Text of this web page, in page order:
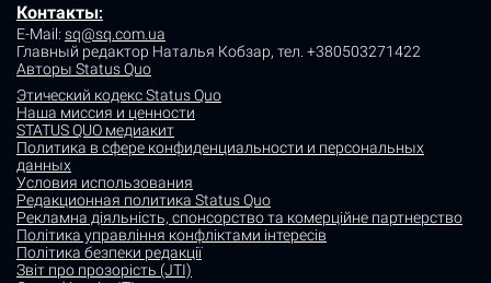
Контакты:
E-Mail: sq@sq.com.ua
Главный редактор Наталья Кобзар, тел. +380503271422
Авторы Status Quo
Этический кодекс Status Quo
Наша миссия и ценности
STATUS QUO медиакит
Политика в сфере конфиденциальности и персональных
данных
Условия использования
Редакционная политика Status Quo
Рекламна діяльність, спонсорство та комерційне партнерство
Політика управління конфліктами інтересів
Політика безпеки редакції
Звіт про прозорість (JTI)